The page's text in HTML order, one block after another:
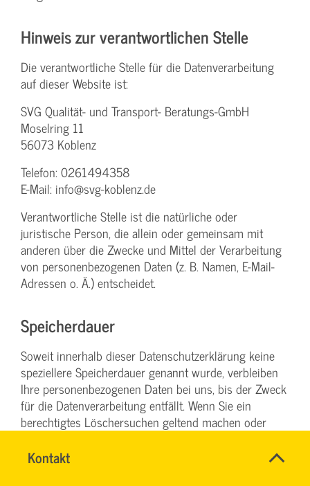
Kontakt
DENISE
Name*
Hinweis zur verantwortlichen Stelle
Die verantwortliche Stelle für die Datenverarbeitung
auf dieser Website ist:
SVG Qualität- und Transport- Beratungs-GmbH
Moselring 11
56073 Koblenz
Telefon: 0261494358
E-Mail: info@svg-koblenz.de
Verantwortliche Stelle ist die natürliche oder
juristische Person, die allein oder gemeinsam mit
anderen über die Zwecke und Mittel der Verarbeitung
von personenbezogenen Daten (z. B. Namen, E-Mail-
Adressen o. Ä.) entscheidet.
Speicherdauer
Soweit innerhalb dieser Datenschutzerklärung keine
speziellere Speicherdauer genannt wurde, verbleiben
Ihre personenbezogenen Daten bei uns, bis der Zweck
für die Datenverarbeitung entfällt. Wenn Sie ein
berechtigtes Löschersuchen geltend machen oder
werden Ihre Daten gelöscht, sofern wir keine anderen